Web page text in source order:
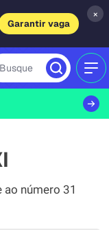
Garantir vaga
×
Busque
número 31